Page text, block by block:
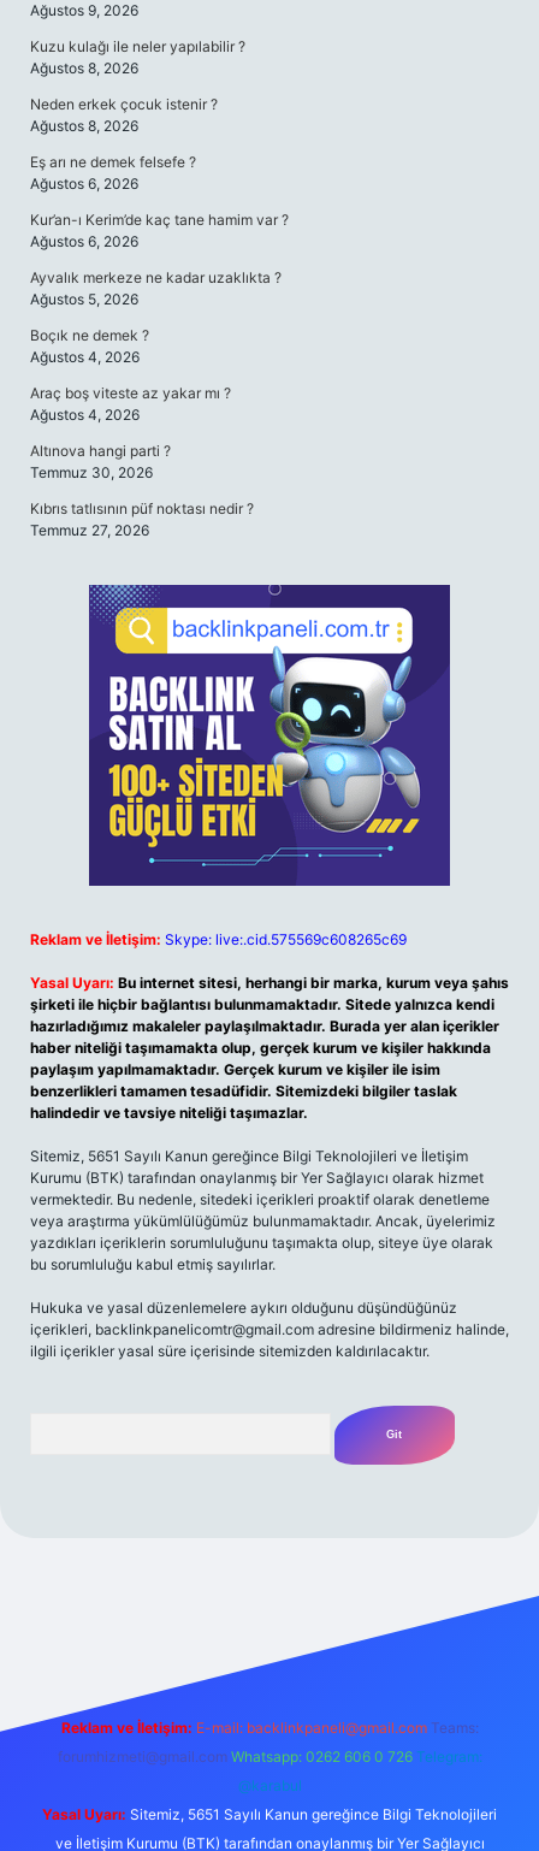
Ağustos 9, 2026
Kuzu kulağı ile neler yapılabilir ?
Ağustos 8, 2026
Neden erkek çocuk istenir ?
Ağustos 8, 2026
Eş arı ne demek felsefe ?
Ağustos 6, 2026
Kur’an-ı Kerim’de kaç tane hamim var ?
Ağustos 6, 2026
Ayvalık merkeze ne kadar uzaklıkta ?
Ağustos 5, 2026
Boçık ne demek ?
Ağustos 4, 2026
Araç boş viteste az yakar mı ?
Ağustos 4, 2026
Altınova hangi parti ?
Temmuz 30, 2026
Kıbrıs tatlısının püf noktası nedir ?
Temmuz 27, 2026
Reklam ve İletişim: Skype: live:.cid.575569c608265c69
Yasal Uyarı: Bu internet sitesi, herhangi bir marka, kurum veya şahıs
şirketi ile hiçbir bağlantısı bulunmamaktadır. Sitede yalnızca kendi
hazırladığımız makaleler paylaşılmaktadır. Burada yer alan içerikler
haber niteliği taşımamakta olup, gerçek kurum ve kişiler hakkında
paylaşım yapılmamaktadır. Gerçek kurum ve kişiler ile isim
benzerlikleri tamamen tesadüfidir. Sitemizdeki bilgiler taslak
halindedir ve tavsiye niteliği taşımazlar.
Sitemiz, 5651 Sayılı Kanun gereğince Bilgi Teknolojileri ve İletişim
Kurumu (BTK) tarafından onaylanmış bir Yer Sağlayıcı olarak hizmet
vermektedir. Bu nedenle, sitedeki içerikleri proaktif olarak denetleme
veya araştırma yükümlülüğümüz bulunmamaktadır. Ancak, üyelerimiz
yazdıkları içeriklerin sorumluluğunu taşımakta olup, siteye üye olarak
bu sorumluluğu kabul etmiş sayılırlar.
Hukuka ve yasal düzenlemelere aykırı olduğunu düşündüğünüz
içerikleri, backlinkpanelicomtr@gmail.com adresine bildirmeniz halinde,
ilgili içerikler yasal süre içerisinde sitemizden kaldırılacaktır.
Reklam ve İletişim: E-mail: backlinkpaneli@gmail.com Teams:
forumhizmeti@gmail.com Whatsapp: 0262 606 0 726 Telegram:
@karabul
Yasal Uyarı: Sitemiz, 5651 Sayılı Kanun gereğince Bilgi Teknolojileri
ve İletişim Kurumu (BTK) tarafından onaylanmış bir Yer Sağlayıcı